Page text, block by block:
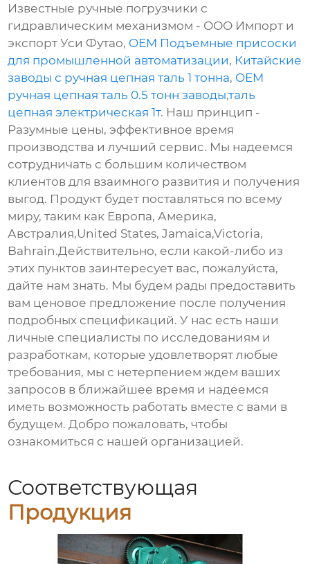
Известные ручные погрузчики с
гидравлическим механизмом - ООО Импорт и
экспорт Уси Футао, OEM Подъемные присоски
для промышленной автоматизации, Китайские
заводы с ручная цепная таль 1 тонна, OEM
ручная цепная таль 0.5 тонн заводы,таль
цепная электрическая 1т. Наш принцип -
Разумные цены, эффективное время
производства и лучший сервис. Мы надеемся
сотрудничать с большим количеством
клиентов для взаимного развития и получения
выгод. Продукт будет поставляться по всему
миру, таким как Европа, Америка,
Австралия,United States, Jamaica,Victoria,
Bahrain.Действительно, если какой-либо из
этих пунктов заинтересует вас, пожалуйста,
дайте нам знать. Мы будем рады предоставить
вам ценовое предложение после получения
подробных спецификаций. У нас есть наши
личные специалисты по исследованиям и
разработкам, которые удовлетворят любые
требования, мы с нетерпением ждем ваших
запросов в ближайшее время и надеемся
иметь возможность работать вместе с вами в
будущем. Добро пожаловать, чтобы
ознакомиться с нашей организацией.
Соответствующая
Продукция